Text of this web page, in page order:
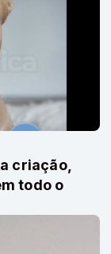
criação,
todo o